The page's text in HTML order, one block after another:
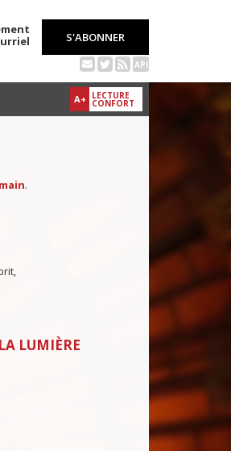
S'ABONNER
API
A+ LECTURE
CONFORT
.
LUMIÈRE